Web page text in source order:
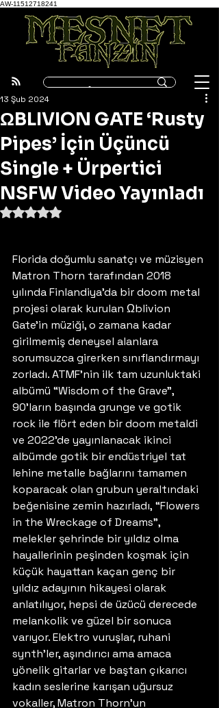
AW-11512718241
ΩBLIVION GATE ‘Rusty
Pipes’ İçin Üçüncü
Single + Ürpertici
NSFW Video Yayınladı
13 Şub 2024
5 üzerinden NaN yıldız
Florida doğumlu sanatçı ve müzisyen
Matron Thorn tarafından 2018
yılında Finlandiya’da bir doom metal
projesi olarak kurulan Ωblivion
Gate’in müziği, o zamana kadar
girilmemiş deneysel alanlara
sorumsuzca girerken sınıflandırmayı
zorladı. ATMF’nin ilk tam uzunluktaki
albümü “Wisdom of the Grave”,
90’ların başında grunge ve gotik
rock ile flört eden bir doom metaldi
ve 2022’de yayınlanacak ikinci
albümde gotik bir endüstriyel tat
lehine metalle bağlarını tamamen
koparacak olan grubun yeraltındaki
beğenisine zemin hazırladı, “Flowers
in the Wreckage of Dreams”,
melekler şehrinde bir yıldız olma
hayallerinin peşinden koşmak için
küçük hayattan kaçan genç bir
yıldız adayının hikayesi olarak
anlatılıyor, hepsi de üzücü derecede
melankolik ve güzel bir sonuca
varıyor. Elektro vuruşlar, ruhani
synth’ler, aşındırıcı ama amaca
yönelik gitarlar ve baştan çıkarıcı
kadın seslerine karışan uğursuz
vokaller, Matron Thorn’un